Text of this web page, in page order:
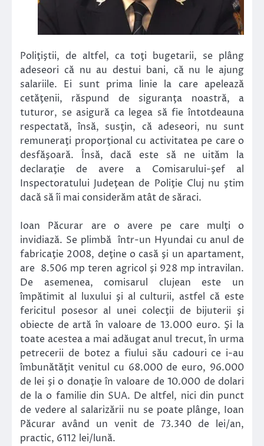
Poliţiştii, de altfel, ca toţi bugetarii, se plâng
adeseori că nu au destui bani, că nu le ajung
salariile. Ei sunt prima linie la care apelează
cetăţenii, răspund de siguranţa noastră, a
tuturor, se asigură ca legea să fie întotdeauna
respectată, însă, susţin, că adeseori, nu sunt
remuneraţi proporţional cu activitatea pe care o
desfăşoară. Însă, dacă este să ne uităm la
declaraţie de avere a Comisarului-şef al
Inspectoratului Judeţean de Poliţie Cluj nu ştim
dacă să îi mai considerăm atât de săraci.
Ioan Păcurar are o avere pe care mulţi o
invidiază. Se plimbă într-un Hyundai cu anul de
fabricaţie 2008, deţine o casă şi un apartament,
are 8.506 mp teren agricol şi 928 mp intravilan.
De asemenea, comisarul clujean este un
împătimit al luxului şi al culturii, astfel că este
fericitul posesor al unei colecţii de bijuterii şi
obiecte de artă în valoare de 13.000 euro. Şi la
toate acestea a mai adăugat anul trecut, în urma
petrecerii de botez a fiului său cadouri ce i-au
îmbunătăţit venitul cu 68.000 de euro, 96.000
de lei şi o donaţie în valoare de 10.000 de dolari
de la o familie din SUA. De altfel, nici din punct
de vedere al salarizării nu se poate plânge, Ioan
Păcurar având un venit de 73.340 de lei/an,
practic, 6112 lei/lună.